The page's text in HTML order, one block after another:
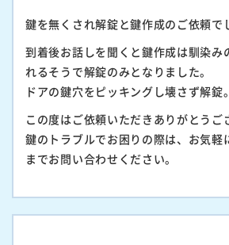
鍵を無くされ解錠と鍵作成のご依頼で
到着後お話しを聞くと鍵作成は馴染み
れるそうで解錠のみとなりました。
ドアの鍵穴をピッキングし壊さず解錠。
この度はご依頼いただきありがとうご
鍵のトラブルでお困りの際は、お気軽
までお問い合わせください。